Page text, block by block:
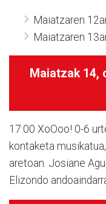
Maiatzaren
Maiatzaren
Maiatzak 14,
17:00 XoOoo! 0-6
kontaketa
aretoan. Josiane
Elizondo